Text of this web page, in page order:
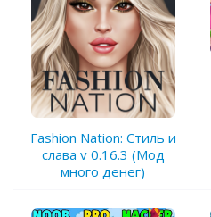
Fashion Nation: Стиль и
слава v 0.16.3 (Мод
много денег)